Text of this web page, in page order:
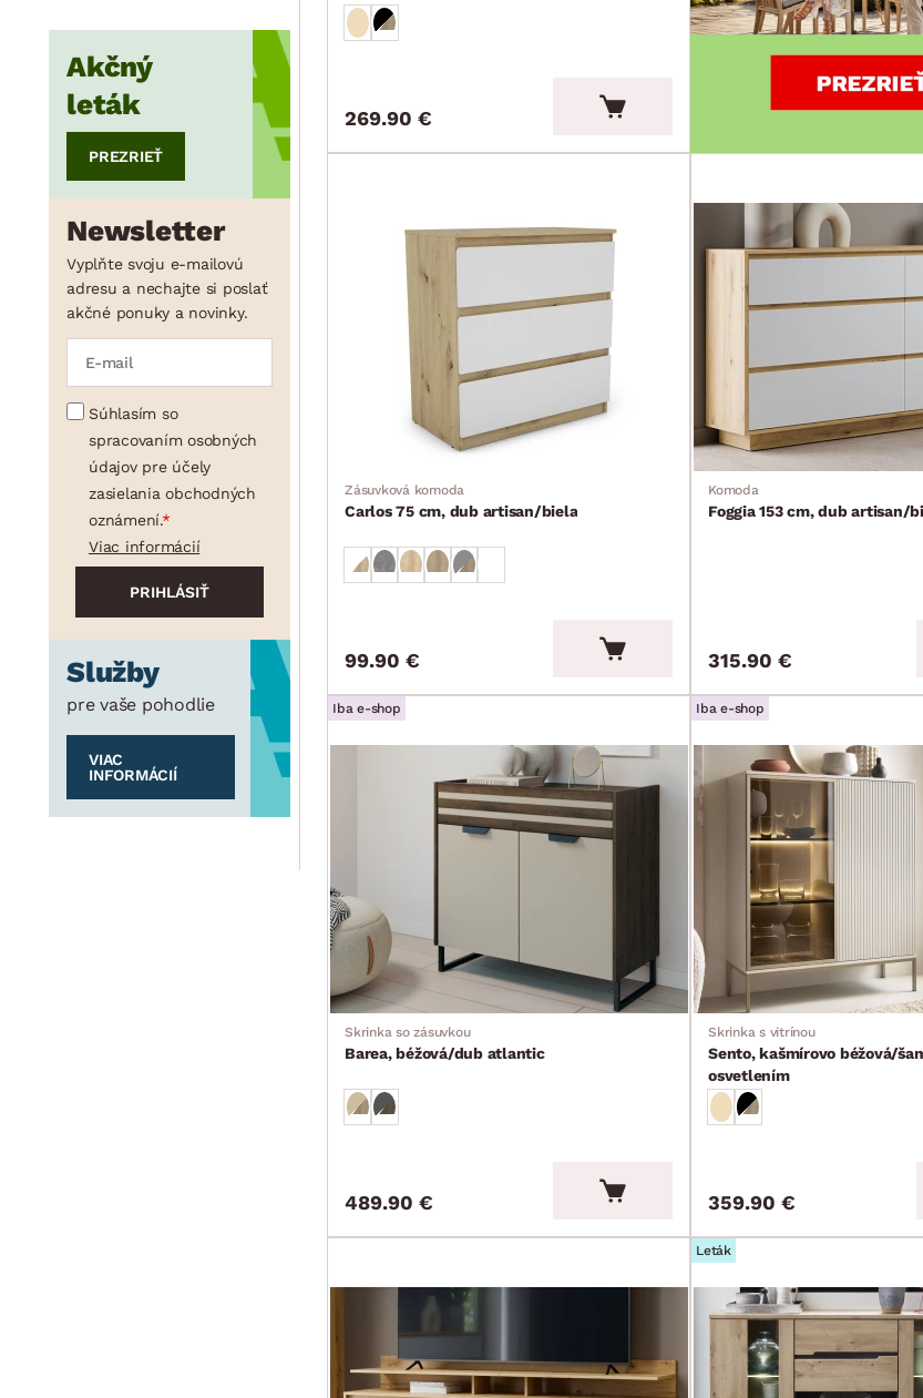
min. cm cm
cm
Akčný
leták
PREZRIEŤ
Newsletter
Vyplňte svoju e-mailovú
adresu a nechajte si poslať
akčné ponuky a novinky.
Súhlasím so
spracovaním osobných
údajov pre účely
zasielania obchodných
oznámení.
Viac informácií
Služby
pre vaše pohodlie
VIAC
INFORMÁCIÍ
269.90 €
Zásuvková komoda
Carlos 75 cm, dub artisan/biela
99.90 €
Komoda
Foggia 153 cm, dub artisan/
315.90 €
Iba e-shop
Skrinka so zásuvkou
Barea, béžová/dub atlantic
489.90 €
Iba e-shop
Skrinka s vitrínou
Sento, kašmírovo béžová/
osvetlením
359.90 €
Leták